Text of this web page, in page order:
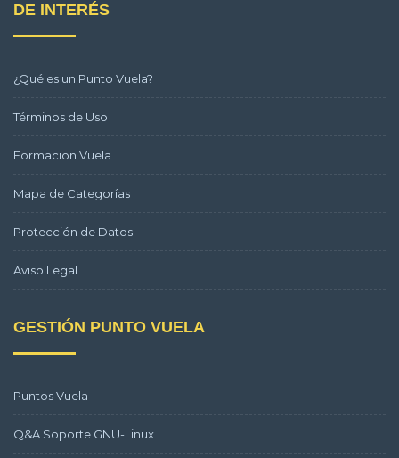
DE INTERÉS
¿Qué es un Punto Vuela?
Términos de Uso
Formacion Vuela
Mapa de Categorías
Protección de Datos
Aviso Legal
GESTIÓN PUNTO VUELA
Puntos Vuela
Q&A Soporte GNU-Linux